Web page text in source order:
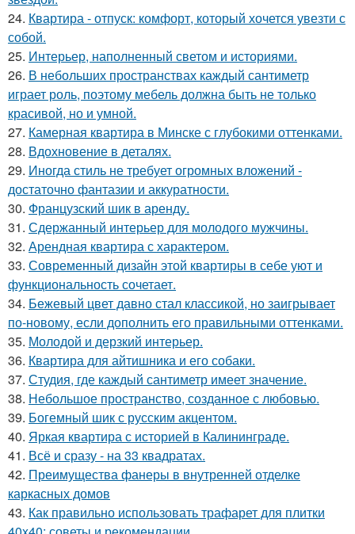
24. Квартира - отпуск: комфорт, который хочется увезти с
собой.
25. Интерьер, наполненный светом и историями.
26. В небольших пространствах каждый сантиметр
играет роль, поэтому мебель должна быть не только
красивой, но и умной.
27. Камерная квартира в Минске с глубокими оттенками.
28. Вдохновение в деталях.
29. Иногда стиль не требует огромных вложений -
достаточно фантазии и аккуратности.
30. Французский шик в аренду.
31. Сдержанный интерьер для молодого мужчины.
32. Арендная квартира с характером.
33. Современный дизайн этой квартиры в себе уют и
функциональность сочетает.
34. Бежевый цвет давно стал классикой, но заигрывает
по-новому, если дополнить его правильными оттенками.
35. Молодой и дерзкий интерьер.
36. Квартира для айтишника и его собаки.
37. Студия, где каждый сантиметр имеет значение.
38. Небольшое пространство, созданное с любовью.
39. Богемный шик с русским акцентом.
40. Яркая квартира с историей в Калининграде.
41. Всё и сразу - на 33 квадратах.
42. Преимущества фанеры в внутренней отделке
каркасных домов
43. Как правильно использовать трафарет для плитки